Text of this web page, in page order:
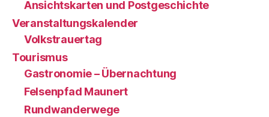
Ansichtskarten und Postgeschichte
Veranstaltungskalender
Volkstrauertag
Tourismus
Gastronomie – Übernachtung
Felsenpfad Maunert
Rundwanderwege